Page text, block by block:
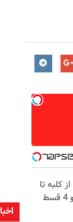
کلبه تا
آپارتمان مبله رو تو 4 قسط